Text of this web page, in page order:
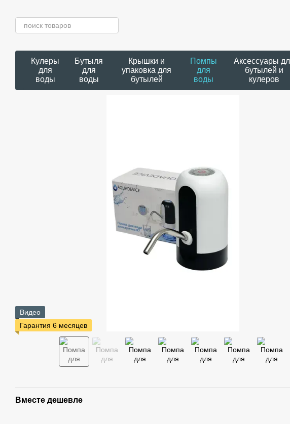
Кулеры
для
воды
Бутыля
для
воды
Крышки и
упаковка для
бутылей
Помпы
для
воды
Аксессуары
бутылей и
кулеров
Видео
Гарантия 6 месяцев
Вместе дешевле